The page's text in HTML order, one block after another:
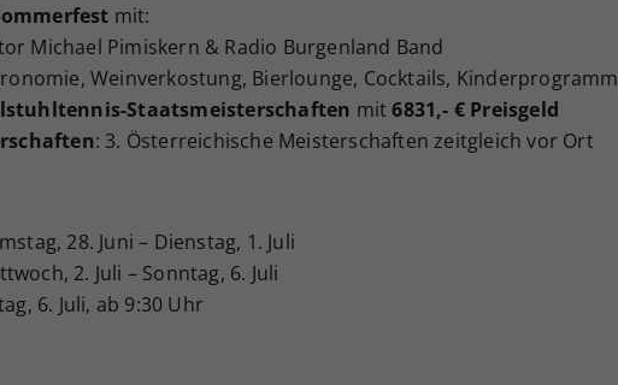
mit:
Michael Pimiskern & Radio Burgenland Band
Weinverkostung, Bierlounge, Cocktails, Kinderprogramm
Staatsmeisterschaften mit6831,- € Preisgeld
: 3. Österreichische Meisterschaften zeitgleich vor Ort
28. Juni – Dienstag, 1. Juli
2. Juli – Sonntag, 6. Juli
6. Juli, ab 9:30 Uhr